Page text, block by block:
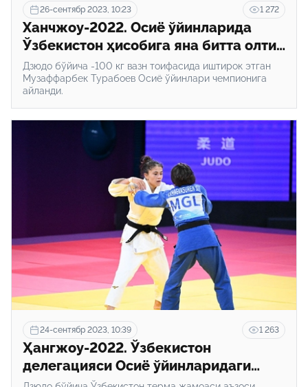
26-сентябр 2023, 10:23 1 272
Ханчжоу-2022. Осиё ўйинларида
Ўзбекистон ҳисобига яна битта олтин
медаль қўшилди (фото)
Дзюдо бўйича -100 кг вазн тоифасида иштирок этган
Музаффарбек Турабоев Осиё ўйинлари чемпионига
айланди.
24-сентябр 2023, 10:39 1 263
Ҳангжоу-2022. Ўзбекистон
делегацияси Осиё ўйинларидаги